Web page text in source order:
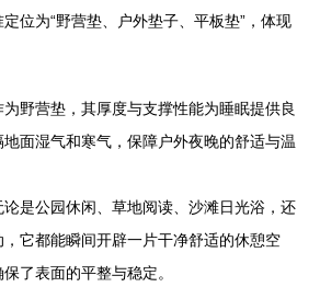
位为“野营垫、户外垫子、平板垫”，体现
为野营垫，其厚度与支撑性能为睡眠提供良
面湿气和寒气，保障户外夜晚的舒适与温
论是公园休闲、草地阅读、沙滩日光浴，还
它都能瞬间开辟一片干净舒适的休憩空
了表面的平整与稳定。